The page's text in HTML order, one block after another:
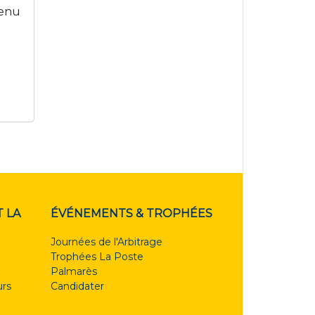
LA
ÉVÉNEMENTS & TROPHÉES
Journées de l'Arbitrage
Trophées La Poste
Palmarès
Candidater